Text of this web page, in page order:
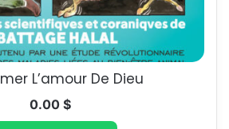
L’amour De Dieu
0.00 $